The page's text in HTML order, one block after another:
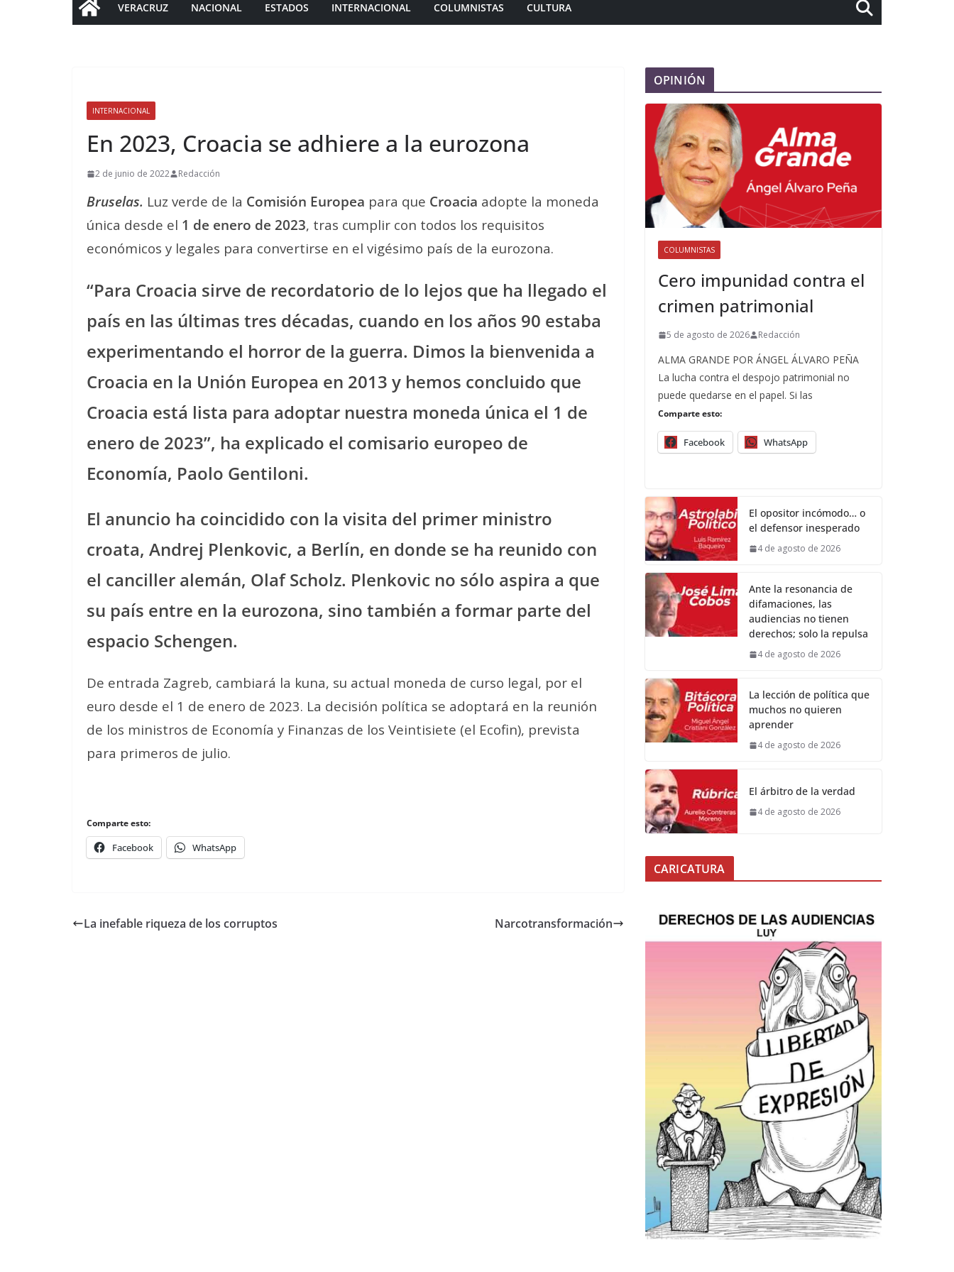
VERACRUZ NACIONAL ESTADOS INTERNACIONAL COLUMNISTAS CULTURA
INTERNACIONAL
En 2023, Croacia se adhiere a la eurozona
2 de junio de 2022 Redacción
Bruselas. Luz verde de la Comisión Europea para que Croacia adopte la moneda
única desde el 1 de enero de 2023, tras cumplir con todos los requisitos
económicos y legales para convertirse en el vigésimo país de la eurozona.
“Para Croacia sirve de recordatorio de lo lejos que ha llegado el
país en las últimas tres décadas, cuando en los años 90 estaba
experimentando el horror de la guerra. Dimos la bienvenida a
Croacia en la Unión Europea en 2013 y hemos concluido que
Croacia está lista para adoptar nuestra moneda única el 1 de
enero de 2023”, ha explicado el comisario europeo de
Economía, Paolo Gentiloni.
El anuncio ha coincidido con la visita del primer ministro
croata, Andrej Plenkovic, a Berlín, en donde se ha reunido con
el canciller alemán, Olaf Scholz. Plenkovic no sólo aspira a que
su país entre en la eurozona, sino también a formar parte del
espacio Schengen.
De entrada Zagreb, cambiará la kuna, su actual moneda de curso legal, por el
euro desde el 1 de enero de 2023. La decisión política se adoptará en la reunión
de los ministros de Economía y Finanzas de los Veintisiete (el Ecofin), prevista
para primeros de julio.
Comparte esto:
Facebook WhatsApp
La inefable riqueza de los corruptos Narcotransformación
OPINIÓN
COLUMNISTAS
Cero impunidad contra el
crimen patrimonial
5 de agosto de 2026 Redacción
ALMA GRANDE POR ÁNGEL ÁLVARO PEÑA
La lucha contra el despojo patrimonial no
puede quedarse en el papel. Si las
Comparte esto:
Facebook WhatsApp
El opositor incómodo… o
el defensor inesperado
4 de agosto de 2026
Ante la resonancia de
difamaciones, las
audiencias no tienen
derechos; solo la repulsa
4 de agosto de 2026
La lección de política que
muchos no quieren
aprender
4 de agosto de 2026
El árbitro de la verdad
4 de agosto de 2026
CARICATURA